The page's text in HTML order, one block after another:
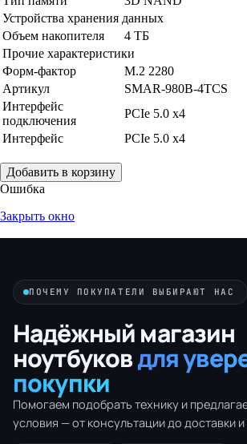
Устройства хранения данных
Объем накопителя
4 ТБ
Прочие характеристики
Форм-фактор
M.2 2280
Артикул
SMAR-980B-4TCS
Интерфейс
подключения
PCIe 5.0 x4
Интерфейс
PCIe 5.0 x4
Добавить в корзину
Ошибка
Закрыть окно
ПОЧЕМУ ПОКУПАТЕЛИ ВЫБИРАЮТ НАС
Надёжный магазин
ноутбуковдля
покупки
Помогаем подобрать технику и
условия — от консультации до доставки и